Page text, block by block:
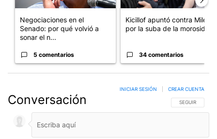
Negociaciones en el
Senado: por qué volvió a
sonar el n...
5 comentarios
Kicillof apuntó contra Milei
por la suba de la morosida...
34 comentarios
Conversación SIGA ESTA
SEGUIR
INICIAR SESIÓN CREAR CUENTA